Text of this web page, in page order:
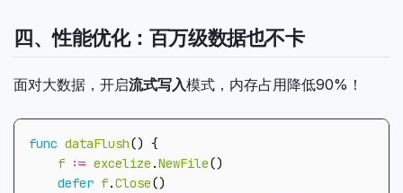
四、性能优化：百万级数据也不卡
面对大数据，开启流式写入模式，内存占用降低90%！
func dataFlush() {
f := excelize .NewFile()
defer f.Close()